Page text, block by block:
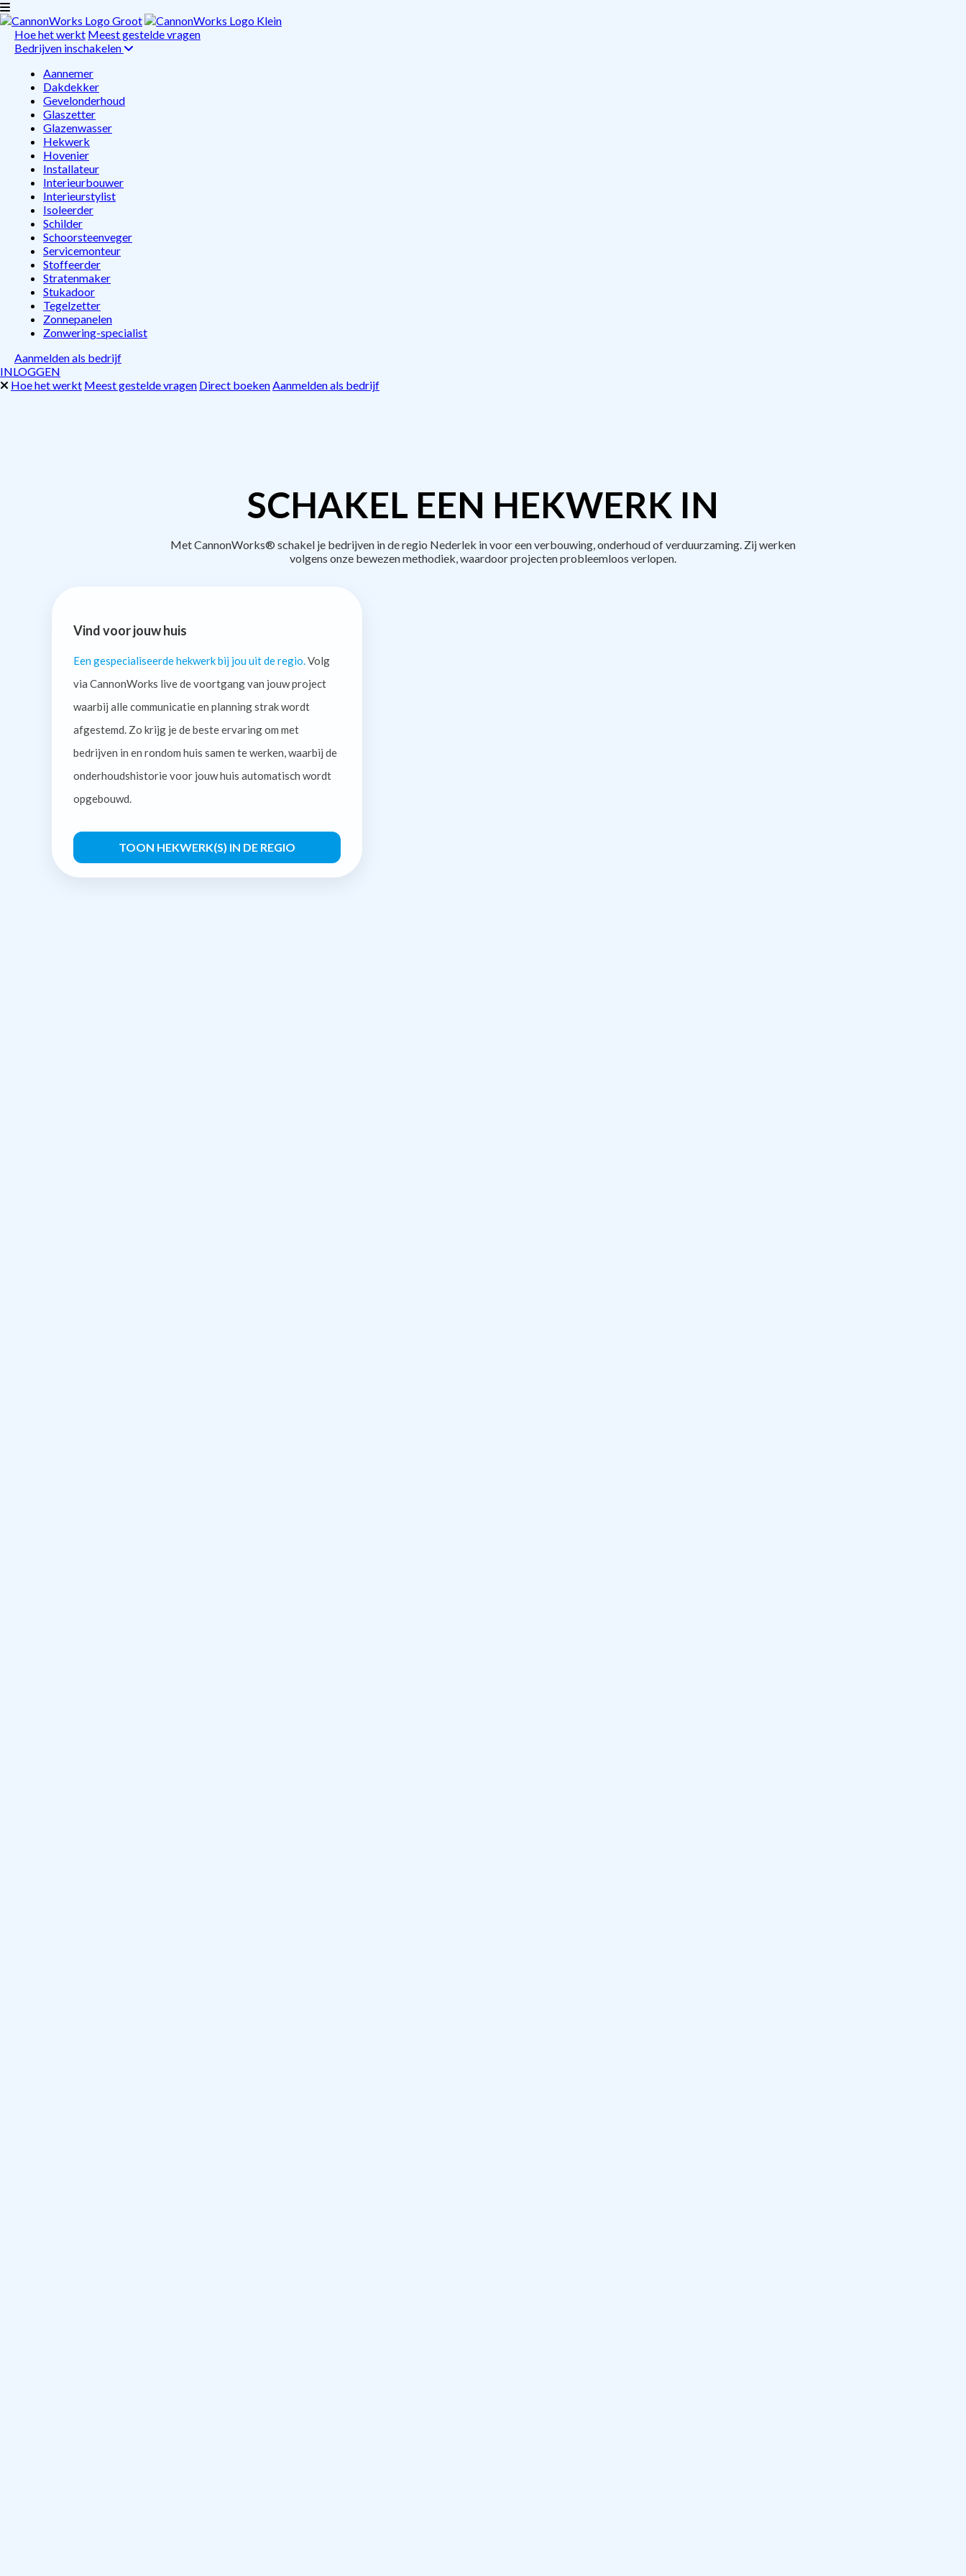
Hoe het werkt Meest gestelde vragen
Bedrijven inschakelen
Aannemer
Dakdekker
Gevelonderhoud
Glaszetter
Glazenwasser
Hekwerk
Hovenier
Installateur
Interieurbouwer
Interieurstylist
Isoleerder
Schilder
Schoorsteenveger
Servicemonteur
Stoffeerder
Stratenmaker
Stukadoor
Tegelzetter
Zonnepanelen
Zonwering-specialist
Aanmelden als bedrijf
INLOGGEN
Hoe het werkt Meest gestelde vragen Direct boekenAanmelden als bedrijf
SCHAKEL EEN HEKWERK IN
Met CannonWorks® schakel je bedrijven in de regio Nederlek in voor een verbouwing, onderhoud of verduurzaming. Zij werken
volgens onze bewezen methodiek, waardoor projecten probleemloos verlopen.
Vind voor jouw huis
Een gespecialiseerde hekwerk bij jou uit de regio. Volg
via CannonWorks live de voortgang van jouw project
waarbij alle communicatie en planning strak wordt
afgestemd. Zo krijg je de beste ervaring om met
bedrijven in en rondom huis samen te werken, waarbij de
onderhoudshistorie voor jouw huis automatisch wordt
opgebouwd.
TOON HEKWERK(S) IN DE REGIO